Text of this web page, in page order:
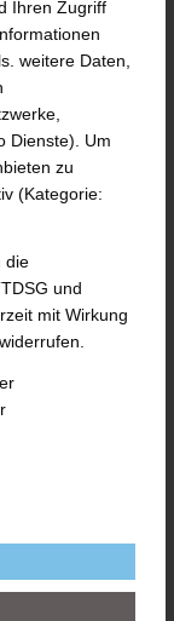
UTH im
am
die
und
Maria
sie sich
eher
der
dem
Verteilen
von
die beiden
Ihren Zugriff
weitere Daten,
Dienste). Um
zu
(Kategorie:
die
und
mit Wirkung